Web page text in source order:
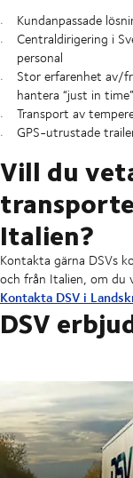
Kundanpassade
Centraldirigering i
personal
Stor erfarenhet av/
hantera “just in
Transport av
GPS-utrustade
Vill du
Italien?
Kontakta gärna DSVs
och från Italien, om du
Kontakta DSV i
DSV